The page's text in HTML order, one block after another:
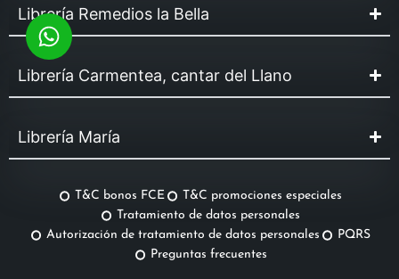
Librería Remedios la Bella
Librería Carmentea, cantar del Llano
Librería María
T&C bonos FCE
T&C promociones especiales
Tratamiento de datos personales
Autorización de tratamiento de datos personales
PQRS
Preguntas frecuentes